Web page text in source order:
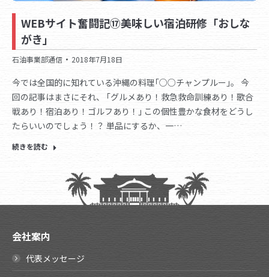
WEBサイト奮闘記⑰美味しい宿泊研修「おしな
がき」
石油事業部通信 2018年7月18日
今では全国的に知れている沖縄の料理｢○○チャンプルー｣。 今
回の記事はまさにそれ、 ｢グルメあり！救急救命訓練あり！歌合
戦あり！宿泊あり！ゴルフあり！｣ この個性豊かな食材をどうし
たらいいのでしょう！？ 単品にするか、一…
続きを読む
会社案内
代表メッセージ